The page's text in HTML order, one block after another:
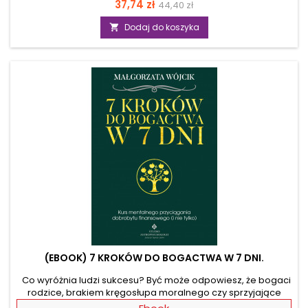
impulsów kształtują pole energetyczne otaczającego cię
świata. Co to oznacza? „Niemożliwe jest tylko to, co uważamy
za niemożliwe”! Autor, doskonale wie o czym mówi,
ponieważ jako ceniony trener rozwoju osobistego
ludzi. W...
Cena
37,74 zł Cena
podstawowa
44,40 zł
 Dodaj do koszyka
(EBOOK) 7 KROKÓW DO BOGACTWA W 7 DNI.
Co wyróżnia ludzi sukcesu? Być może odpowiesz, że bogaci
rodzice, brakiem kręgosłupa moralnego czy sprzyjające
okoliczności, na jakie trafili. Tymczasem większość z nich po